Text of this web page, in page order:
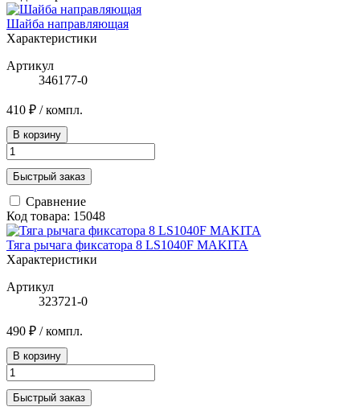
Шайба направляющая
Характеристики
Артикул
346177-0
410 ₽ / компл.
В корзину
Быстрый заказ
Сравнение
Код товара: 15048
Тяга рычага фиксатора 8 LS1040F MAKITA
Характеристики
Артикул
323721-0
490 ₽ / компл.
В корзину
Быстрый заказ